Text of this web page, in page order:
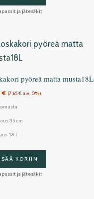
ja jätesäkit
pyöreä matta musta18L
€ (7,65€ alv. 0%)
35 cm
18 l
KORIIN
ja jätesäkit